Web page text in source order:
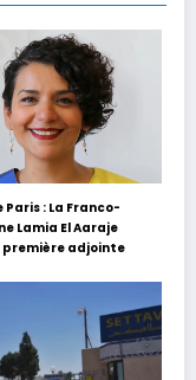
Paris : La Franco-
Lamia El Aaraje
première adjointe